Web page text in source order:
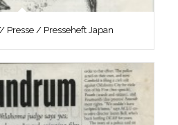
Presse / Presseheft Japan